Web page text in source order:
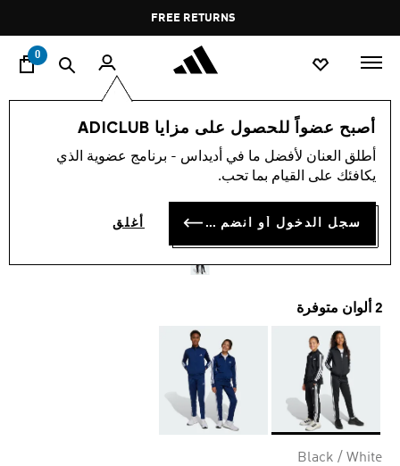
Pause
promotion
rotation
FREE RETURNS
0
أصبح عضواً للحصول على مزايا ADICLUB
أطلق العنان لأفضل ما في أديداس - برنامج عضوية الذي
يكافئك على القيام بما تحب.
سجل الدخول أو انضم الآن أغلق
الأطفال الملابس
بدلة رياضية للأطفال
ESSENTIALS CLIMACOOL
KD 23.75
2 ألوان متوفرة
Black / White